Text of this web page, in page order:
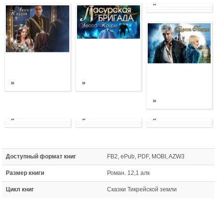
» »
»
»
» » »
Доступный формат книг FB2, ePub, PDF, MOBI, AZW3
Размер книги Роман. 12,1 алк
Цикл книг Сказки Тикрейской земли